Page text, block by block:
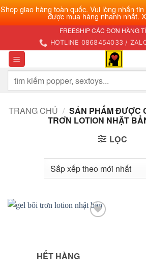
Shop giao hàng toàn quốc. Vui lòng nhắn
được mua hàng nhanh nhất.
nội
dung
FREESHIP CÁC ĐƠN HÀNG
HOTLINE 0868454033 /
Tìm
kiếm:
TRANG CHỦ / SẢN PHẨM ĐƯỢC
TRƠN LOTION NHẬT
LỌC
HẾT HÀNG